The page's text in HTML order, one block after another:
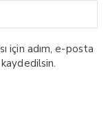
için adım, e-posta